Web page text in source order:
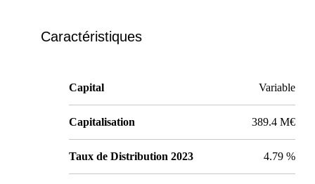
Caractéristiques
Capital Variable
Capitalisation 389.4 M€
Taux de Distribution 2023 4.79 %